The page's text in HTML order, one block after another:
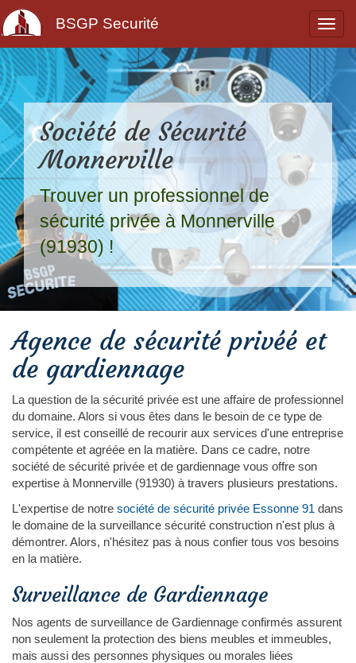
BSGP Securité
Société de Sécurité
Monnerville
Trouver un professionnel de
sécurité privée à Monnerville
(91930) !
Agence de sécurité privéé et
de gardiennage
La question de la sécurité privée est une affaire de professionnel
du domaine. Alors si vous êtes dans le besoin de ce type de
service, il est conseillé de recourir aux services d'une entreprise
compétente et agréée en la matière. Dans ce cadre, notre
société de sécurité privée et de gardiennage vous offre son
expertise à Monnerville (91930) à travers plusieurs prestations.
L'expertise de notre société de sécurité privée Essonne 91 dans
le domaine de la surveillance sécurité construction n'est plus à
démontrer. Alors, n'hésitez pas à nous confier tous vos besoins
en la matière.
Surveillance de Gardiennage
Nos agents de surveillance de Gardiennage confirmés assurent
non seulement la protection des biens meubles et immeubles,
mais aussi des personnes physiques ou morales liées